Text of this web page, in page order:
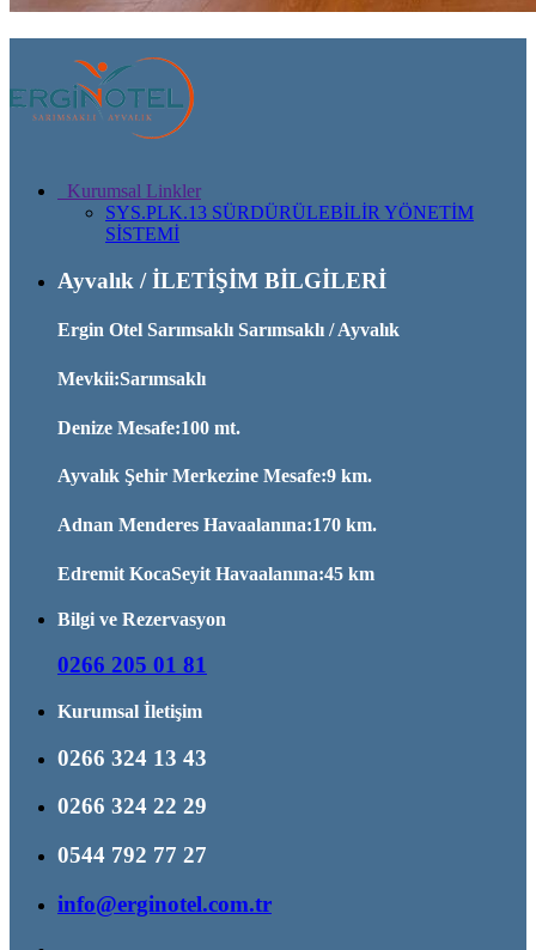
Kurumsal Linkler
SYS.PLK.13 SÜRDÜRÜLEBİLİR YÖNETİM
SİSTEMİ
Ayvalık / İLETİŞİM BİLGİLERİ
Ergin Otel Sarımsaklı Sarımsaklı / Ayvalık
Mevkii:Sarımsaklı
Denize Mesafe:100 mt.
Ayvalık Şehir Merkezine Mesafe:9 km.
Adnan Menderes Havaalanına:170 km.
Edremit KocaSeyit Havaalanına:45 km
Bilgi ve Rezervasyon
0266 205 01 81
Kurumsal İletişim
0266 324 13 43
0266 324 22 29
0544 792 77 27
info@erginotel.com.tr